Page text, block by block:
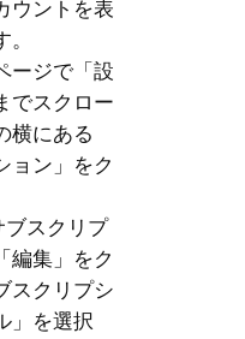
ウントを表
ージで「設
でスクロー
横にある
ョン」をク
スクリプ
編集」をク
スクリプシ
」を選択